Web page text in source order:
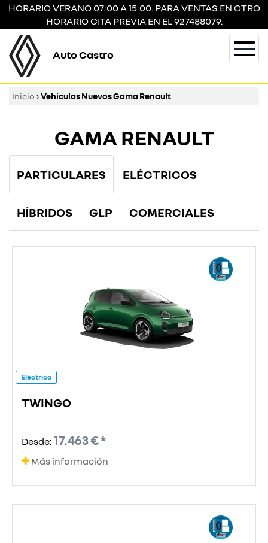
HORARIO VERANO 07:00 A 15:00. PARA VENTAS EN OTRO
HORARIO CITA PREVIA EN EL 927488079.
Auto Castro
Inicio ›Vehículos Nuevos Gama Renault
GAMA RENAULT
PARTICULARES ELÉCTRICOS
HÍBRIDOS GLP COMERCIALES
Eléctrico
TWINGO
Desde: 17.463 € *
Más información